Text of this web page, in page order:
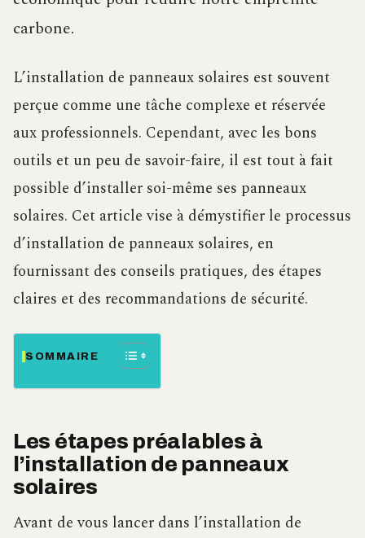
carbone.
L’installation de panneaux solaires est souvent
perçue comme une tâche complexe et réservée
aux professionnels. Cependant, avec les bons
outils et un peu de savoir-faire, il est tout à fait
possible d’installer soi-même ses panneaux
solaires. Cet article vise à démystifier le processus
d’installation de panneaux solaires, en
fournissant des conseils pratiques, des étapes
claires et des recommandations de sécurité.
SOMMAIRE
Les étapes préalables à
l’installation de panneaux
solaires
Avant de vous lancer dans l’installation de